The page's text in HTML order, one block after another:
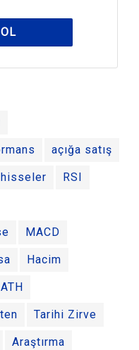
açığa satış
hisseler RSI
MACD
Hacim
ATH
Tarihi Zirve
Araştırma